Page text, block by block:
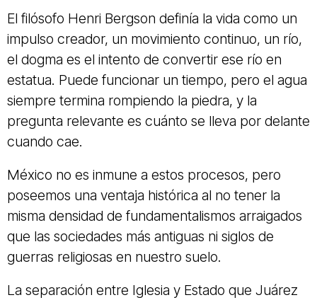
El filósofo Henri Bergson definía la vida como un
impulso creador, un movimiento continuo, un río,
el dogma es el intento de convertir ese río en
estatua. Puede funcionar un tiempo, pero el agua
siempre termina rompiendo la piedra, y la
pregunta relevante es cuánto se lleva por delante
cuando cae.
México no es inmune a estos procesos, pero
poseemos una ventaja histórica al no tener la
misma densidad de fundamentalismos arraigados
que las sociedades más antiguas ni siglos de
guerras religiosas en nuestro suelo.
La separación entre Iglesia y Estado que Juárez